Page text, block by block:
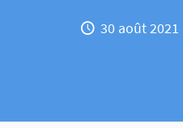
30 août 2021